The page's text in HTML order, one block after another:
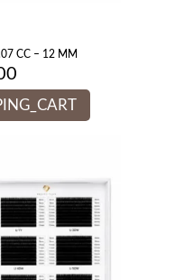
CC – 12 MM